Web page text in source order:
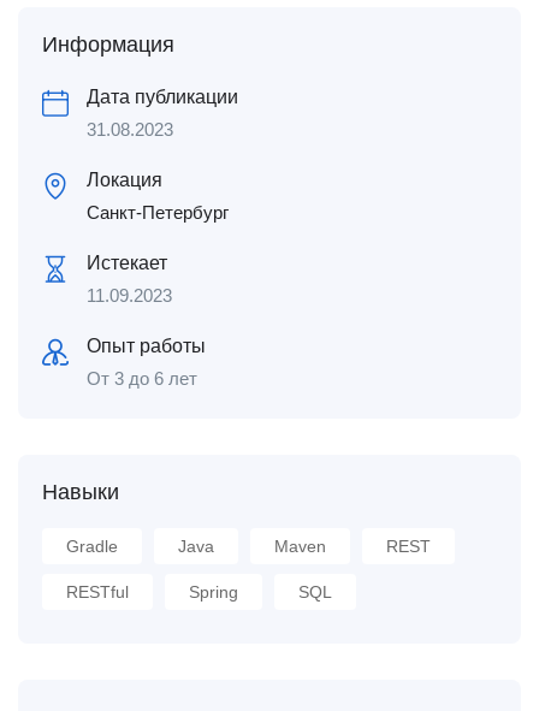
Информация
Дата публикации
31.08.2023
Локация
Санкт-Петербург
Истекает
11.09.2023
Опыт работы
От 3 до 6 лет
Навыки
Gradle Java Maven REST
RESTful Spring SQL